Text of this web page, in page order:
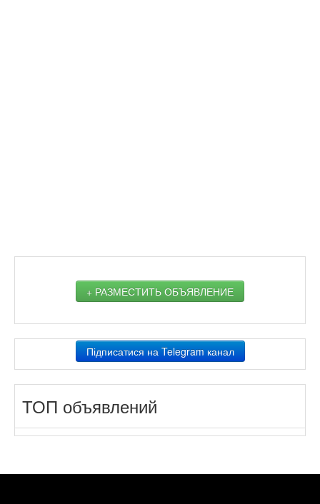
+ РАЗМЕСТИТЬ ОБЪЯВЛЕНИЕ
Підписатися на Telegram канал
ТОП объявлений